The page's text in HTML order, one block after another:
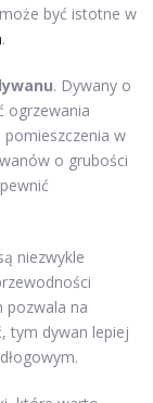
być istotne w
.
. Dywany o
ogrzewania
pomieszczenia w
o grubości
niezwykle
pozwala na
tym dywan lepiej